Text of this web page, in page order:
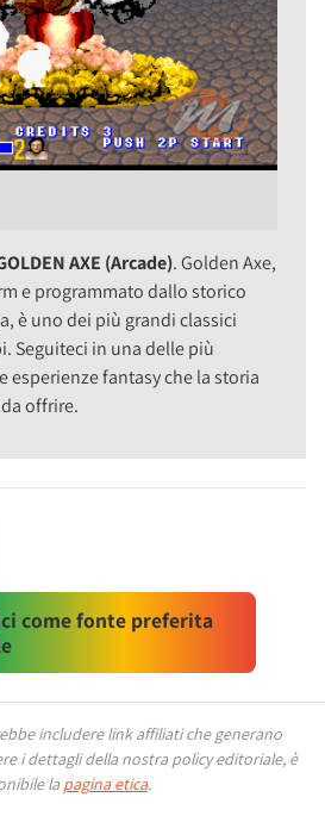
AXE (Arcade). Golden Axe,
e programmato dallo storico
è uno dei più grandi classici
Seguiteci in una delle più
esperienze fantasy che la storia
offrire.
come fonte preferita
includere link affiliati che generano
i dettagli della nostra policy editoriale, è
la pagina etica.